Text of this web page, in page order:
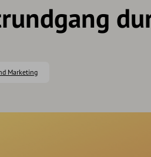
Marketing